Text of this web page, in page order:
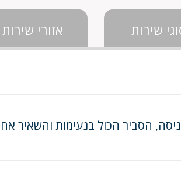
שירות אזורי שירות
הסביר הכול בנעימות והשאיר